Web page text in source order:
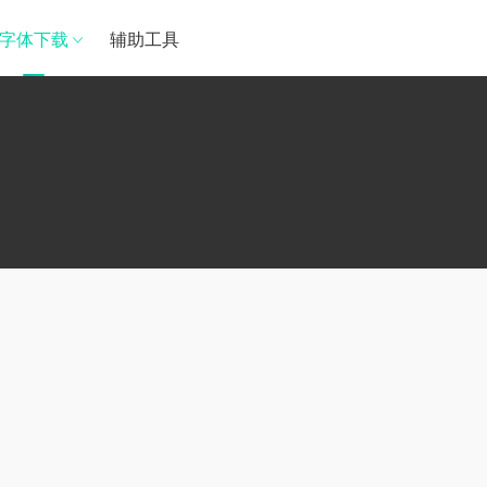
字体下载 辅助工具